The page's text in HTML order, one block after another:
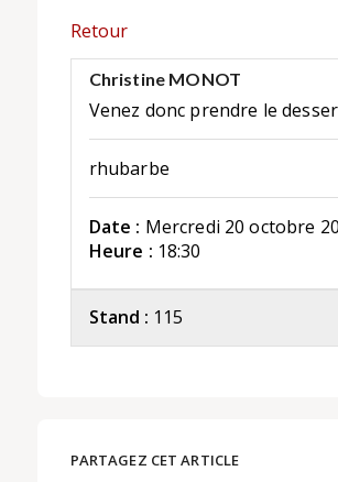
Retour
Christine MONOT
Venez donc prendre le
rhubarbe
Date : Mercredi 20 octobre
Heure : 18:30
Stand : 115
PARTAGEZ CET ARTICLE